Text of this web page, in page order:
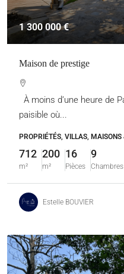
1 300 000 €
Maison de prestige
À moins d’une heure de
paisible où...
PROPRIÉTÉS, VILLAS,
712
m²
200
m²
16
Pièces
9
Chambres
Estelle BOUVIER